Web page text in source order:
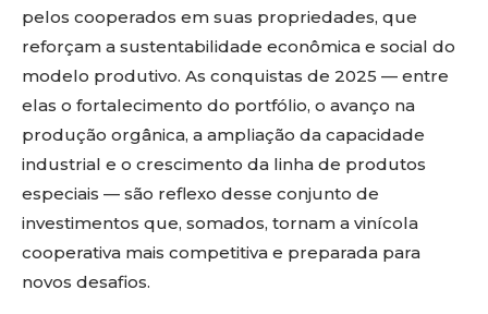
pelos cooperados em suas propriedades, que
reforçam a sustentabilidade econômica e social do
modelo produtivo. As conquistas de 2025 — entre
elas o fortalecimento do portfólio, o avanço na
produção orgânica, a ampliação da capacidade
industrial e o crescimento da linha de produtos
especiais — são reflexo desse conjunto de
investimentos que, somados, tornam a vinícola
cooperativa mais competitiva e preparada para
novos desafios.